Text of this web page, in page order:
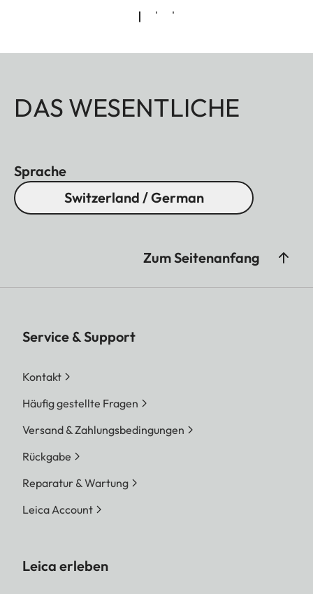
DAS WESENTLICHE
Sprache
Switzerland / German
Zum Seitenanfang
Service & Support
Kontakt
Häufig gestellte Fragen
Versand & Zahlungsbedingungen
Rückgabe
Reparatur & Wartung
Leica Account
Leica erleben